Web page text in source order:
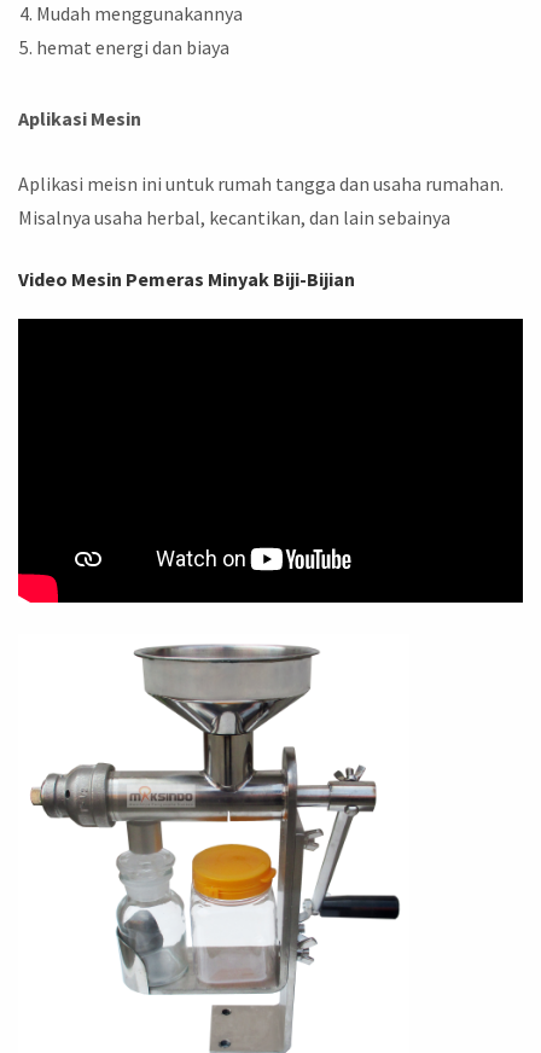
Mudah menggunakannya
hemat energi dan biaya
Aplikasi Mesin
Aplikasi meisn ini untuk rumah tangga dan usaha rumahan.
Misalnya usaha herbal, kecantikan, dan lain sebainya
Video Mesin Pemeras Minyak Biji-Bijian